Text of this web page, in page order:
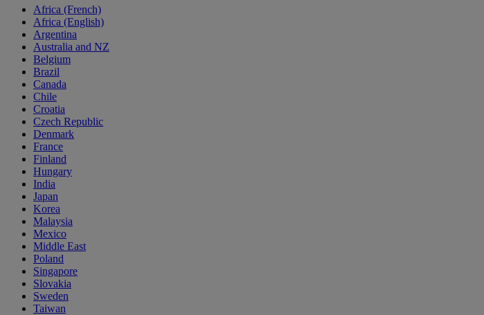
Africa (French)
Africa (English)
Argentina
Australia and NZ
Belgium
Brazil
Canada
Chile
Croatia
Czech Republic
Denmark
France
Finland
Hungary
India
Japan
Korea
Malaysia
Mexico
Middle East
Poland
Singapore
Slovakia
Sweden
Taiwan